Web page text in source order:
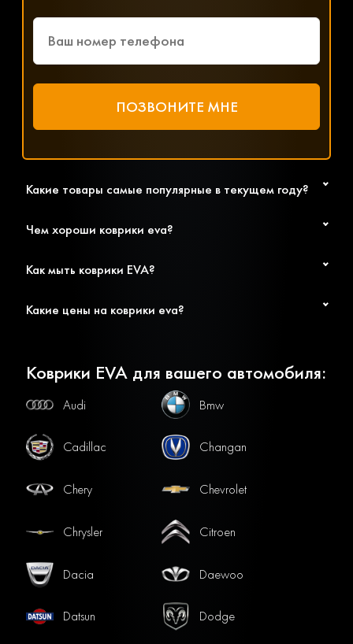
решит любой возникший вопрос, связанный с
параметрами, ценой и доставкой.
Какие товары самые популярные в текущем году?
Чем хороши коврики eva?
Как мыть коврики EVA?
Какие цены на коврики eva?
Коврики EVA для вашего автомобиля:
Audi Bmw
Cadillac Changan
Chery Chevrolet
Chrysler Citroen
Dacia Daewoo
Datsun Dodge